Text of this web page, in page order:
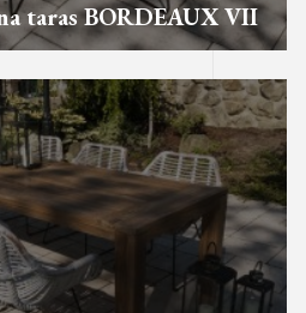
taras BORDEAUX VII